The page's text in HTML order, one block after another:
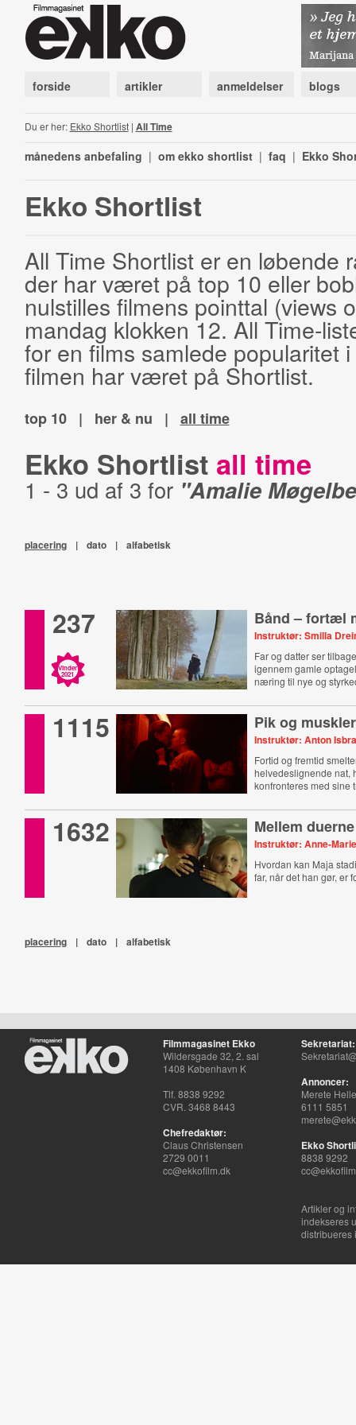
forside artikler anmeldelser blogs
Du er her: Ekko Shortlist| All Time
månedens anbefaling | om ekko shortlist | faq | Ekko
Ekko Shortlist
All Time Shortlist er en løbende
der har været på top 10 eller
nulstilles filmens pointtal (views
mandag klokken 12. All Time-
for en films samlede popularitet
filmen har været på Shortlist.
top 10 | her & nu | all time
Ekko Shortlist all time
1 - 3 ud af 3 for "Amalie
placering | dato | alfabetisk
237
Vinder
2021
Bånd – fortæl
Instruktør: Smilla
Far og datter ser
igennem gamle
næring til nye og
1115 Pik og muskler
Instruktør: Anton
Fortid og fremtid
helvedeslignende nat,
konfronteres med sine
1632 Mellem duerne
Instruktør: Anne-
Hvordan kan Maja
far, når det han gør, er
placering | dato | alfabetisk
Filmmagasinet Ekko
Wildersgade 32, 2. sal
1408 København K
Tlf. 8838 9292
CVR. 3468 8443
Chefredaktør:
Claus Christensen
2729 0011
cc@ekkofilm.dk
Sekretariat:
Annoncer:
Merete
6111 5851
Ekko
8838 9292
Artikler og
indekseres
distribueres